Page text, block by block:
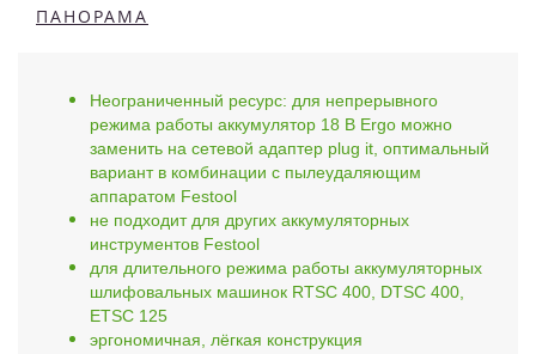
ПАНОРАМА
Неограниченный ресурс: для непрерывного
режима работы аккумулятор 18 В Ergo можно
заменить на сетевой адаптер plug it, оптимальный
вариант в комбинации с пылеудаляющим
аппаратом Festool
не подходит для других аккумуляторных
инструментов Festool
для длительного режима работы аккумуляторных
шлифовальных машинок RTSC 400, DTSC 400,
ETSC 125
эргономичная, лёгкая конструкция